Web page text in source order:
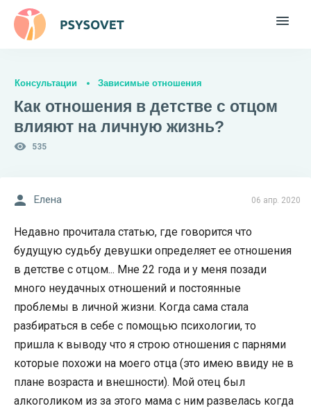
Консультации Зависимые отношения
Как отношения в детстве с отцом
влияют на личную жизнь?
535
06 апр. 2020
Елена
Недавно прочитала статью, где говорится что
будущую судьбу девушки определяет ее отношения
в детстве с отцом... Мне 22 года и у меня позади
много неудачных отношений и постоянные
проблемы в личной жизни. Когда сама стала
разбираться в себе с помощью психологии, то
пришла к выводу что я строю отношения с парнями
которые похожи на моего отца (это имею ввиду не в
плане возраста и внешности). Мой отец был
алкоголиком из за этого мама с ним развелась когда